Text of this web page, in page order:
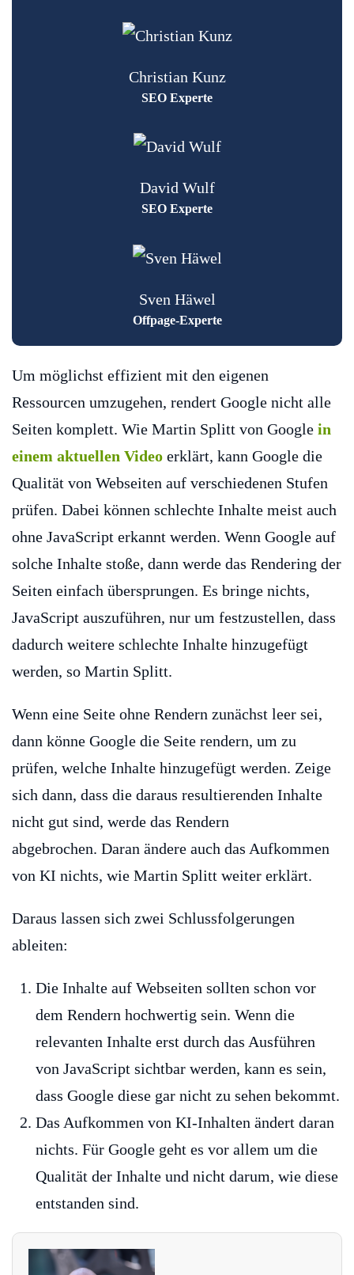
Christian Kunz
SEO Experte
David Wulf
SEO Experte
Sven Häwel
Offpage-Experte
Um möglichst effizient mit den eigenen
Ressourcen umzugehen, rendert Google nicht alle
Seiten komplett. Wie Martin Splitt von Google in
einem aktuellen Video erklärt, kann Google die
Qualität von Webseiten auf verschiedenen Stufen
prüfen. Dabei können schlechte Inhalte meist auch
ohne JavaScript erkannt werden. Wenn Google auf
solche Inhalte stoße, dann werde das Rendering der
Seiten einfach übersprungen. Es bringe nichts,
JavaScript auszuführen, nur um festzustellen, dass
dadurch weitere schlechte Inhalte hinzugefügt
werden, so Martin Splitt.
Wenn eine Seite ohne Rendern zunächst leer sei,
dann könne Google die Seite rendern, um zu
prüfen, welche Inhalte hinzugefügt werden. Zeige
sich dann, dass die daraus resultierenden Inhalte
nicht gut sind, werde das Rendern
abgebrochen. Daran ändere auch das Aufkommen
von KI nichts, wie Martin Splitt weiter erklärt.
Daraus lassen sich zwei Schlussfolgerungen
ableiten:
Die Inhalte auf Webseiten sollten schon vor
dem Rendern hochwertig sein. Wenn die
relevanten Inhalte erst durch das Ausführen
von JavaScript sichtbar werden, kann es sein,
dass Google diese gar nicht zu sehen bekommt.
Das Aufkommen von KI-Inhalten ändert daran
nichts. Für Google geht es vor allem um die
Qualität der Inhalte und nicht darum, wie diese
entstanden sind.